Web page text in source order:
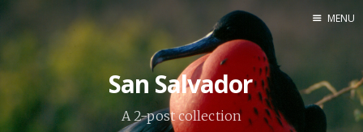
MENU
San Salvador
A 2-post collection